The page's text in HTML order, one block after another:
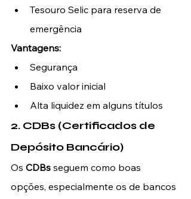
Tesouro Selic para reserva de
emergência
Vantagens:
Segurança
Baixo valor inicial
Alta liquidez em alguns títulos
2. CDBs (Certificados de
Depósito Bancário)
Os CDBs seguem como boas
opções, especialmente os de bancos